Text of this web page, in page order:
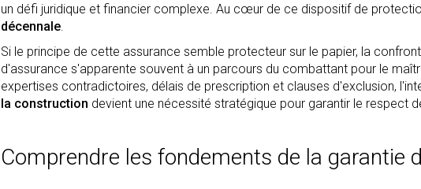
un défi juridique et financier complexe. Au cœur de ce dispositif de
décennale.
Si le principe de cette assurance semble protecteur sur le papier, la
d'assurance s'apparente souvent à un parcours du combattant pour le
expertises contradictoires, délais de prescription et clauses d'exclusion,
la construction devient une nécessité stratégique pour garantir le respect
Comprendre les fondements de la garantie